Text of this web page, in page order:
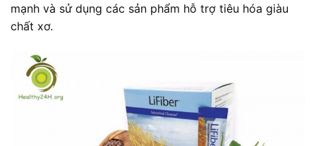
mạnh và sử dụng các sản phẩm hỗ trợ tiêu hóa giàu
chất xơ.